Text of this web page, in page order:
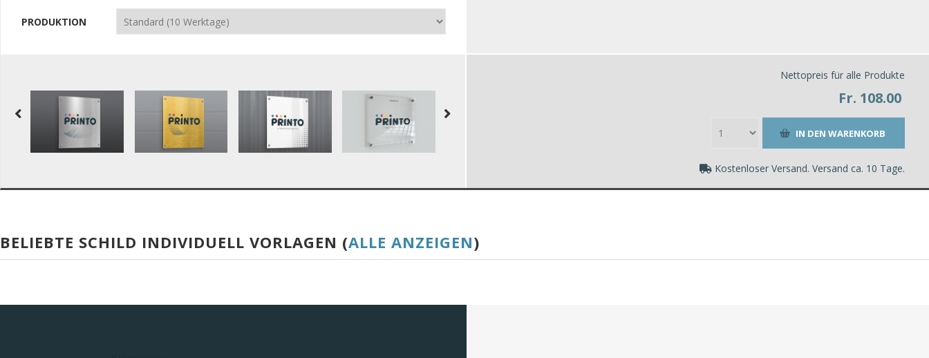
PRODUKTION
Nettopreis für alle Produkte
Fr. 108.00
Kostenloser Versand. Versand ca. 10 Tage.
BELIEBTE SCHILD INDIVIDUELL VORLAGEN (ALLE ANZEIGEN)